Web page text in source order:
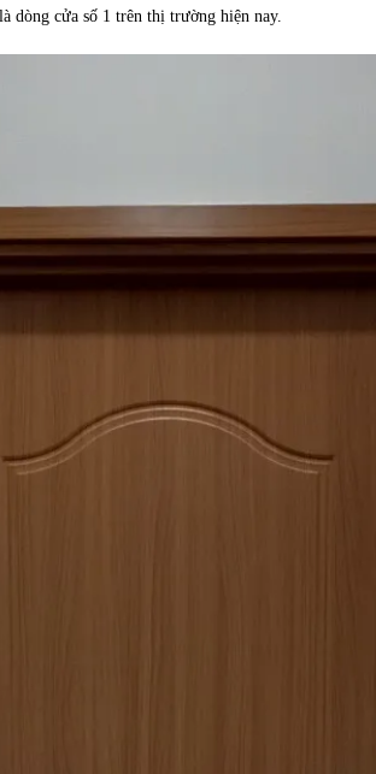
dòng cửa số 1 trên thị trường hiện nay.